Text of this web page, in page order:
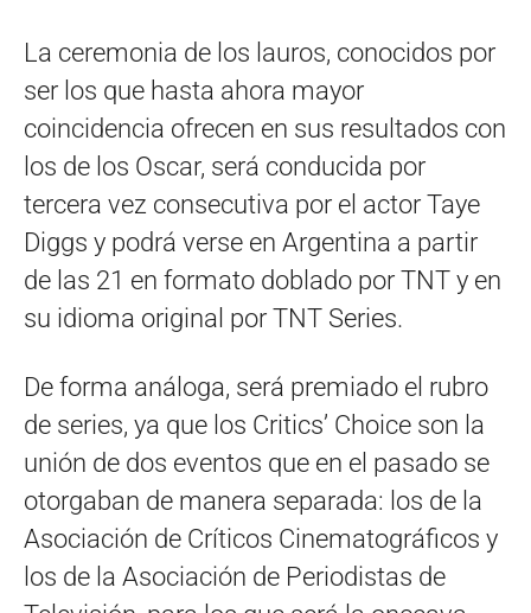
La ceremonia de los lauros, conocidos por
ser los que hasta ahora mayor
coincidencia ofrecen en sus resultados con
los de los Oscar, será conducida por
tercera vez consecutiva por el actor Taye
Diggs y podrá verse en Argentina a partir
de las 21 en formato doblado por TNT y en
su idioma original por TNT Series.
De forma análoga, será premiado el rubro
de series, ya que los Critics’ Choice son la
unión de dos eventos que en el pasado se
otorgaban de manera separada: los de la
Asociación de Críticos Cinematográficos y
los de la Asociación de Periodistas de